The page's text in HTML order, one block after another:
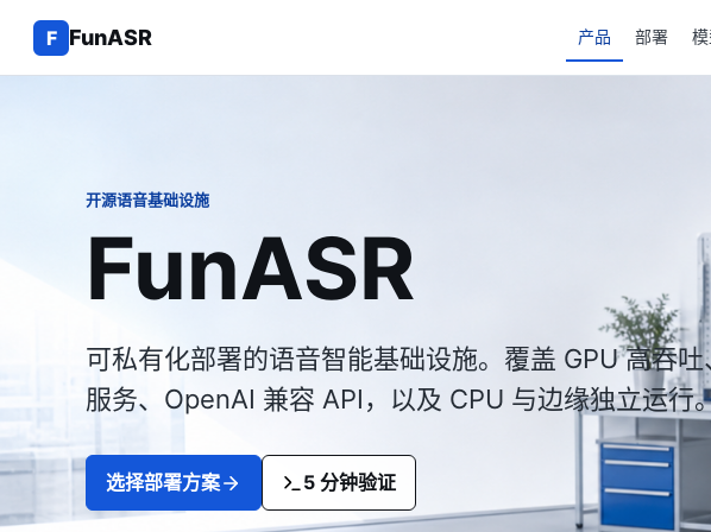
F FunASR 产品 部署
开源语音基础设施
FunASR
可私有化部署的语音智能基础设施。覆盖 GPU 高吞
服务、OpenAI 兼容 API，以及 CPU 与边缘独立运行
选择部署方案 5 分钟验证